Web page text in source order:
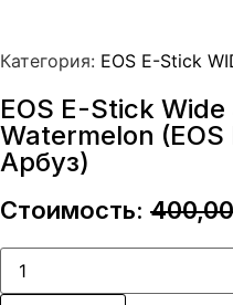
Категория: EOS E-Stick
EOS E-Stick
Watermelon
Арбуз)
Стоимость:
Количество
товара
EOS